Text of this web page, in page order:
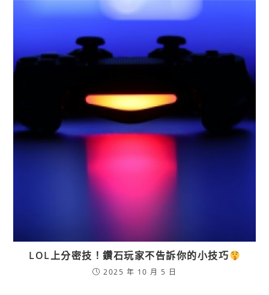
LOL上分密技！鑽石玩家不告訴你的小技巧
2025 年 10 月 5 日